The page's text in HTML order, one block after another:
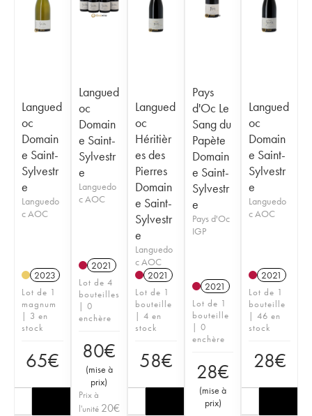
Langued
oc
Domain
e Saint-
Sylvestr
e
Languedo
c AOC
2023
Lot de 1
magnum
| 3 en
stock
65€
Langued
oc
Domain
e Saint-
Sylvestr
e
Languedo
c AOC
2021
Lot de 4
bouteilles
| 0
enchère
80€
(mise à
prix)
Prix à
l'unité 20€
Langued
oc
Héritièr
es des
Pierres
Domain
e Saint-
Sylvestr
e
Languedo
c AOC
2021
Lot de 1
bouteille
| 4 en
stock
58€
Pays
d'Oc Le
Sang du
Papète
Domain
e Saint-
Sylvestr
e
Pays d'Oc
IGP
2021
Lot de 1
bouteille
| 0
enchère
28€
(mise à
prix)
Langued
oc
Domain
e Saint-
Sylvestr
e
Languedo
c AOC
2021
Lot de 1
bouteille
| 46 en
stock
28€